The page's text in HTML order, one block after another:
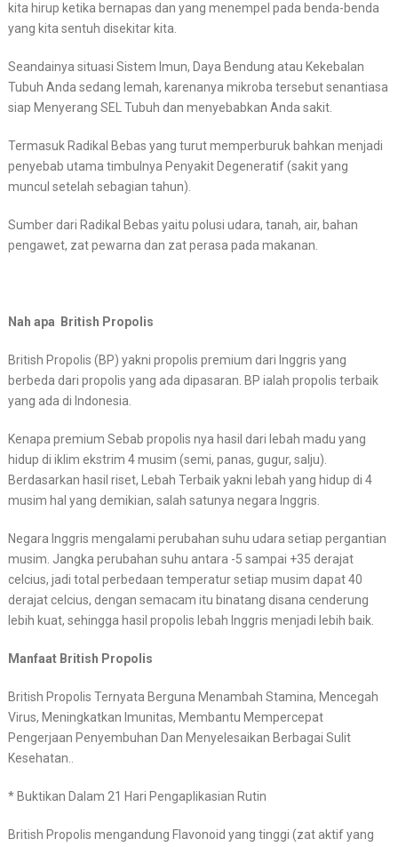
kita hirup ketika bernapas dan yang menempel pada benda-benda
yang kita sentuh disekitar kita.
Seandainya situasi Sistem Imun, Daya Bendung atau Kekebalan
Tubuh Anda sedang lemah, karenanya mikroba tersebut senantiasa
siap Menyerang SEL Tubuh dan menyebabkan Anda sakit.
Termasuk Radikal Bebas yang turut memperburuk bahkan menjadi
penyebab utama timbulnya Penyakit Degeneratif (sakit yang
muncul setelah sebagian tahun).
Sumber dari Radikal Bebas yaitu polusi udara, tanah, air, bahan
pengawet, zat pewarna dan zat perasa pada makanan.
Nah apa British Propolis
British Propolis (BP) yakni propolis premium dari Inggris yang
berbeda dari propolis yang ada dipasaran. BP ialah propolis terbaik
yang ada di Indonesia.
Kenapa premium Sebab propolis nya hasil dari lebah madu yang
hidup di iklim ekstrim 4 musim (semi, panas, gugur, salju).
Berdasarkan hasil riset, Lebah Terbaik yakni lebah yang hidup di 4
musim hal yang demikian, salah satunya negara Inggris.
Negara Inggris mengalami perubahan suhu udara setiap pergantian
musim. Jangka perubahan suhu antara -5 sampai +35 derajat
celcius, jadi total perbedaan temperatur setiap musim dapat 40
derajat celcius, dengan semacam itu binatang disana cenderung
lebih kuat, sehingga hasil propolis lebah Inggris menjadi lebih baik.
Manfaat British Propolis
British Propolis Ternyata Berguna Menambah Stamina, Mencegah
Virus, Meningkatkan Imunitas, Membantu Mempercepat
Pengerjaan Penyembuhan Dan Menyelesaikan Berbagai Sulit
Kesehatan..
* Buktikan Dalam 21 Hari Pengaplikasian Rutin
British Propolis mengandung Flavonoid yang tinggi (zat aktif yang